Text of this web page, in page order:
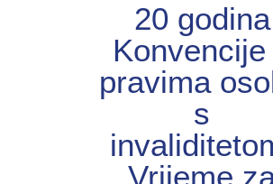
20 godina
Konvencije
pravima
s
Vrijeme